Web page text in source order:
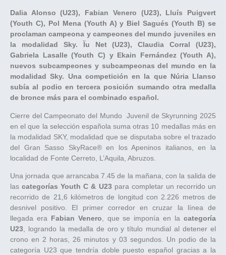
Dalia Alonso (U23), Fabian Venero (U23), Lluís Puigvert
(Youth C), Pol Mena (Youth A) y Biel Sagués (Youth B) se
proclaman campeona y campeones del mundo juveniles en
la modalidad Sky. Ïu Net (U23), Claudia Corral (U23),
Gabriela Lasalle (Youth C) y Ekain Fernández (Youth A),
nuevos subcampeones y subcampeonas del mundo en la
modalidad Sky. Una competición en la que Núria Llanso
subía al podio en tercera posición sumando otra medalla
de bronce más para el combinado español.
Cierre del Campeonato del Mundo Juvenil de Skyrunning 2025
en el que la selección española suma otras 10 medallas más en
la modalidad SKY, modalidad que se disputaba sobre el trazado
del Gran Sasso SkyRace® en los Apeninos italianos, en la
localidad de Fonte Cerreto, L’Aquila, Abruzos.
Una jornada que arrancaba 7.45 de la mañana, con la salida de
lascategorías Youth C & U23para completar un recorrido un
recorrido de 21,6 kilómetros de longitud con 2.226 metros de
desnivel positivo. El primer corredor en cruzar la línea de
llegada era Fabian Venero, que se imponía en lacategoría
U23, logrando la medalla de oro y título mundial al detener el
crono en 2 horas, 26 minutos y 03 segundos. Un podio de la
categoría U23 que tendría doble puesto español gracias a la